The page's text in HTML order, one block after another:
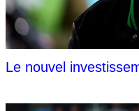
Le nouvel